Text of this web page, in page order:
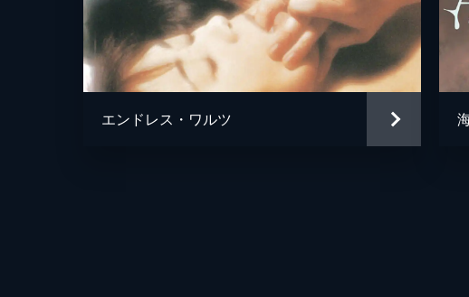
脚本
原作
エンドレス・ワルツ